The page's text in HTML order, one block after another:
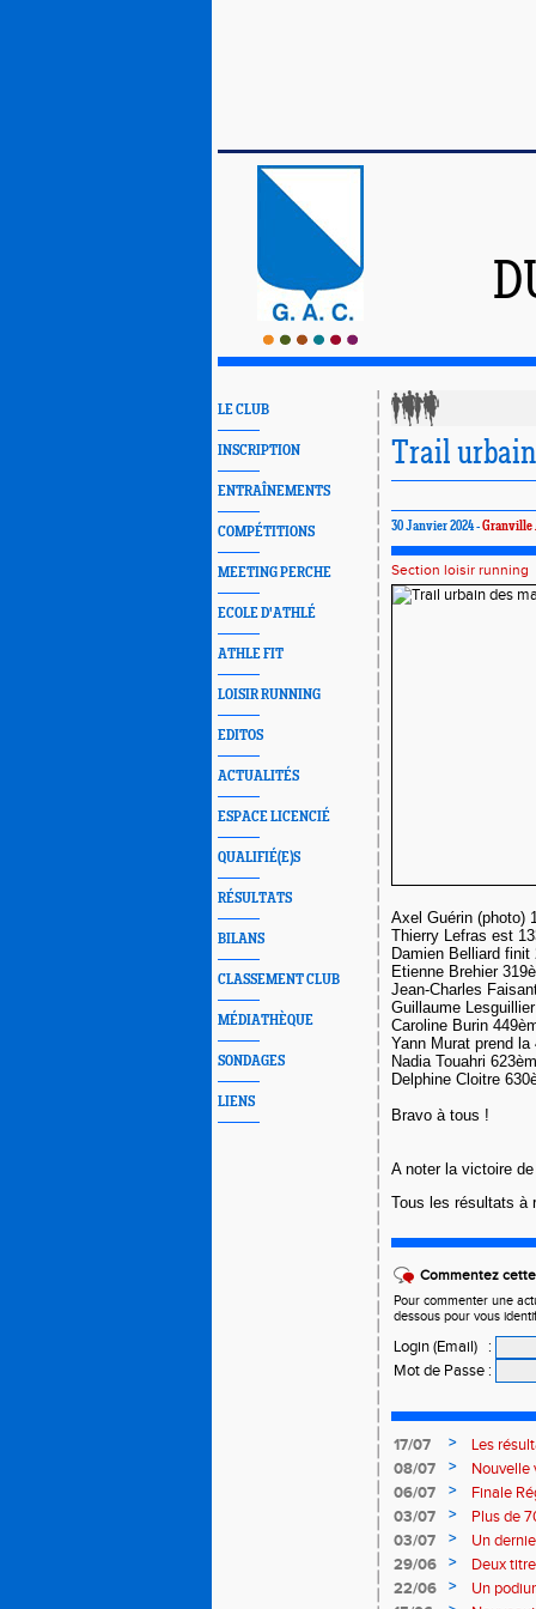
LE CLUB
INSCRIPTION
ENTRAÎNEMENTS
COMPÉTITIONS
MEETING PERCHE
ECOLE D'ATHLÉ
ATHLE FIT
LOISIR RUNNING
EDITOS
ACTUALITÉS
ESPACE LICENCIÉ
QUALIFIÉ(E)S
RÉSULTATS
BILANS
CLASSEMENT CLUB
MÉDIATHÈQUE
SONDAGES
LIENS
Trail
30 Janvier 2024 -Granville
Section loisir running
Axel Guérin (photo)
Thierry Lefras est
Damien Belliard finit
Etienne Brehier
Jean-Charles
Guillaume
Caroline Burin
Yann Murat prend la
Nadia Touahri
Delphine Cloitre
Bravo à tous !
A noter la victoire
Tous les résultats à
Commentez
Pour commenter une
dessous pour vous
Login (Email)
:
Mot de Passe :
17/07 >
Les
08/07
>
Nouvelle
06/07
>
Finale
03/07
>
Plus de
03/07
>
Un
29/06
>
Deux
22/06
>
Un